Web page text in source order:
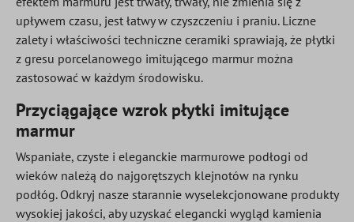
upływem czasu, jest łatwy w czyszczeniu i praniu. Liczne
zalety i właściwości techniczne ceramiki sprawiają, że płytki
z gresu porcelanowego imitującego marmur można
zastosować w każdym środowisku.
Przyciągające wzrok płytki imitujące
marmur
Wspaniałe, czyste i eleganckie marmurowe podłogi od
wieków należą do najgorętszych klejnotów na rynku
podłóg. Odkryj nasze starannie wyselekcjonowane produkty
wysokiej jakości, aby uzyskać elegancki wygląd kamienia